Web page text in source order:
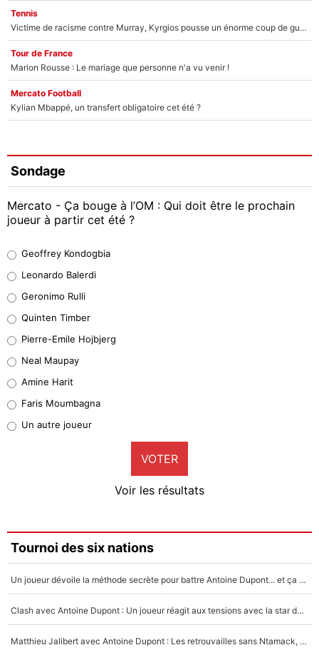
Tennis
Victime de racisme contre Murray, Kyrgios pousse un énorme coup de gueule !
Tour de France
Marion Rousse : Le mariage que personne n'a vu venir !
Mercato Football
Kylian Mbappé, un transfert obligatoire cet été ?
Sondage
Mercato - Ça bouge à l’OM : Qui doit être le prochain
joueur à partir cet été ?
38%
32%
5%
1%
9%
Faris Moumbagna
4%
Un autre joueur
5%
Geoffrey Kondogbia
Leonardo Balerdi
Geronimo Rulli
Quinten Timber
Pierre-Emile Hojbjerg
Neal Maupay
Amine Harit
Faris Moumbagna
Un autre joueur
VOTER
Voir les résultats
Tournoi des six nations
Un joueur dévoile la méthode secrète pour battre Antoine Dupont... et ça marche !
Clash avec Antoine Dupont : Un joueur réagit aux tensions avec la star du XV de France !
Matthieu Jalibert avec Antoine Dupont : Les retrouvailles sans Ntamack, «il y a eu des discussions»